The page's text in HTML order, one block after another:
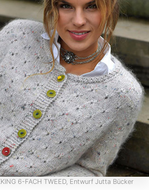
6-FACH TWEED, Entwurf Jutta Bücker